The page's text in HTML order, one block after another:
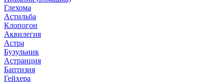
Глехома
Астильба
Клопогон
Аквилегия
Астра
Бузульник
Астранция
Баптизия
Гейхера